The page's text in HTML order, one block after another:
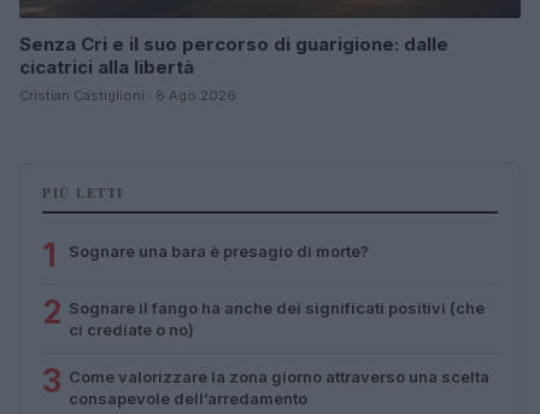
Senza Cri e il suo percorso di guarigione: dalle
cicatrici alla libertà
Cristian Castiglioni · 8 Ago 2026
PIÙ LETTI
1 Sognare una bara è presagio di morte?
2 Sognare il fango ha anche dei significati positivi (che
ci crediate o no)
3 Come valorizzare la zona giorno attraverso una scelta
consapevole dell’arredamento